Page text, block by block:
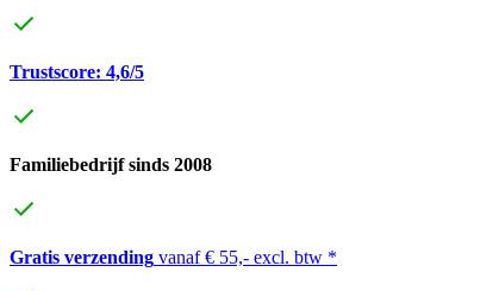
Trustscore: 4,6/5
Familiebedrijf sinds 2008
Gratis verzending vanaf € 55,- excl. btw *